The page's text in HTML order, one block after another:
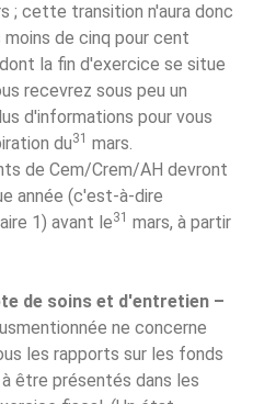
; cette transition n'aura donc
de cinq pour cent
la fin d'exercice se situe
recevrez sous peu un
d'informations pour vous
du31 mars.
de Cem/Crem/AH devront
année (c'est-à-dire
1) avant le31 mars, à partir
de soins et d'entretien –
ne concerne
les rapports sur les fonds
être présentés dans les